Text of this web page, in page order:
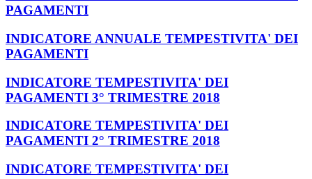
PAGAMENTI
INDICATORE ANNUALE TEMPESTIVITA' DEI
PAGAMENTI
INDICATORE TEMPESTIVITA' DEI
PAGAMENTI 3° TRIMESTRE 2018
INDICATORE TEMPESTIVITA' DEI
PAGAMENTI 2° TRIMESTRE 2018
INDICATORE TEMPESTIVITA' DEI